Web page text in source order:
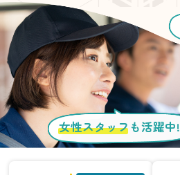
女性スタッフ も活躍中!